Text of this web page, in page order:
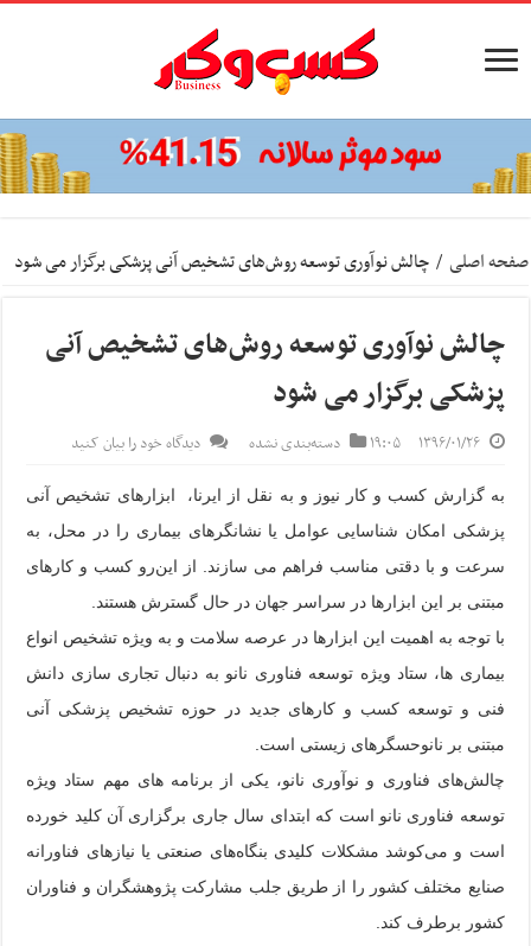
صفحه اصلی / چالش نوآوری توسعه روش‌های تشخیص آنی پزشکی برگزار می شود
چالش نوآوری توسعه روش‌های تشخیص آنی
پزشکی برگزار می شود
۱۳۹۶/۰۱/۲۶ ۱۹:۰۵ دسته‌بندی نشده دیدگاه خود را بیان کنید
به گزارش کسب و کار نیوز و به نقل از ایرنا، ابزارهای تشخیص آنی
پزشکی امکان شناسایی عوامل یا نشانگرهای بیماری را در محل، به
سرعت و با دقتی مناسب فراهم می سازند. از این‌رو کسب و کارهای
مبتنی بر این ابزارها در سراسر جهان در حال گسترش هستند.
با توجه به اهمیت این ابزارها در عرصه سلامت و به ویژه تشخیص انواع
بیماری ها، ستاد ویژه توسعه فناوری نانو به دنبال تجاری سازی دانش
فنی و توسعه کسب و کارهای جدید در حوزه تشخیص پزشکی آنی
مبتنی بر نانوحسگرهای زیستی است.
چالش‌های فناوری و نوآوری نانو، یکی از برنامه‏ های مهم ستاد ویژه
توسعه فناوری نانو است که ابتدای سال جاری برگزاری آن کلید خورده
است و می‌کوشد مشکلات کلیدی بنگاه‌های صنعتی یا نیازهای فناورانه
صنایع مختلف کشور را از طریق جلب مشارکت پژوهشگران و فناوران
کشور برطرف کند.